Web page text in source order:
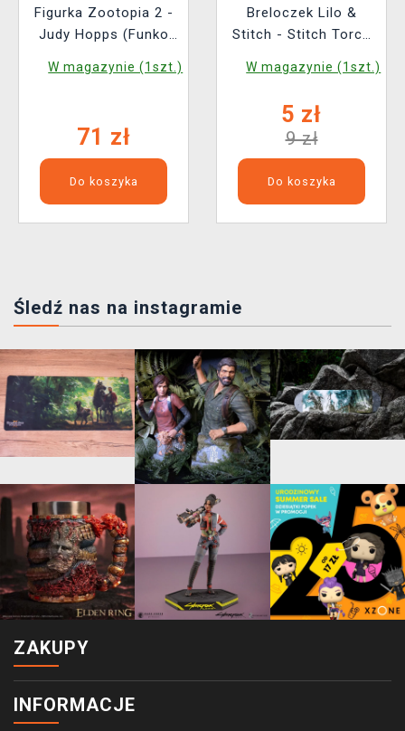
Figurka Zootopia 2 -
Judy Hopps (Funko
W magazynie (1szt.)
71 zł
Do koszyka
Breloczek Lilo &
Stitch - Stitch Torch
W magazynie (1szt.)
5 zł
9 zł
Do koszyka
Śledź nas na instagramie
ZAKUPY
INFORMACJE